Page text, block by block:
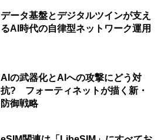
データ基盤とデジタルツインが支え
るAI時代の自律型ネットワーク運用
AIの武器化とAIへの攻撃にどう対
抗? フォーティネットが描く新・
防御戦略